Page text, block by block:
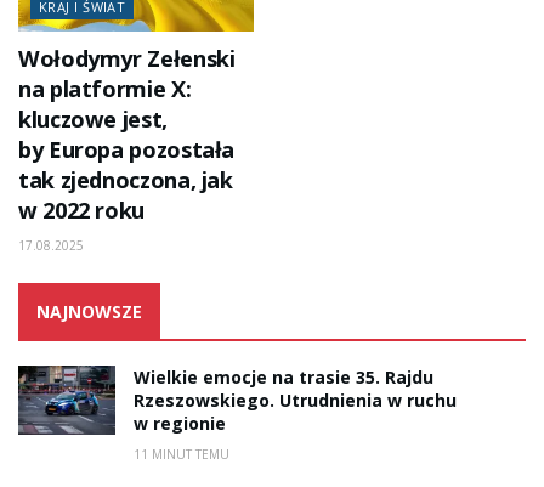
KRAJ I ŚWIAT
Wołodymyr Zełenski
na platformie X:
kluczowe jest,
by Europa pozostała
tak zjednoczona, jak
w 2022 roku
17.08.2025
NAJNOWSZE
Wielkie emocje na trasie 35. Rajdu
Rzeszowskiego. Utrudnienia w ruchu
w regionie
11 MINUT TEMU